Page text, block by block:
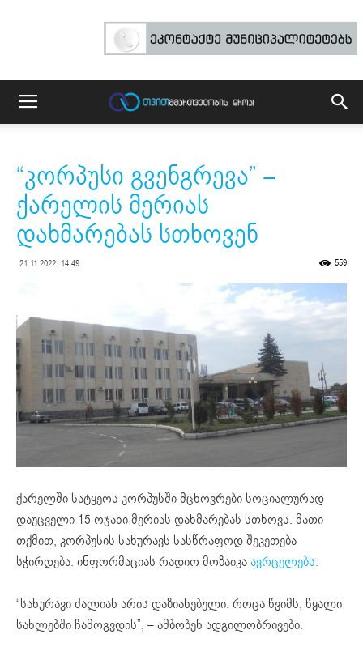
“კორპუსი გვენგრევა” –
ქარელის მერიას
დახმარებას სთხოვენ
21.11.2022. 14:49 559
ქარელში სატყეოს კორპუსში მცხოვრები სოციალურად
დაუცველი 15 ოჯახი მერიას დახმარებას სთხოვს. მათი
თქმით, კორპუსის სახურავს სასწრაფოდ შეკეთება
სჭირდება. ინფორმაციას რადიო მოზაიკაავრცელებს.
“სახურავი ძალიან არის დაზიანებული. როცა წვიმს, წყალი
სახლებში ჩამოგვდის”, – ამბობენ ადგილობრივები.